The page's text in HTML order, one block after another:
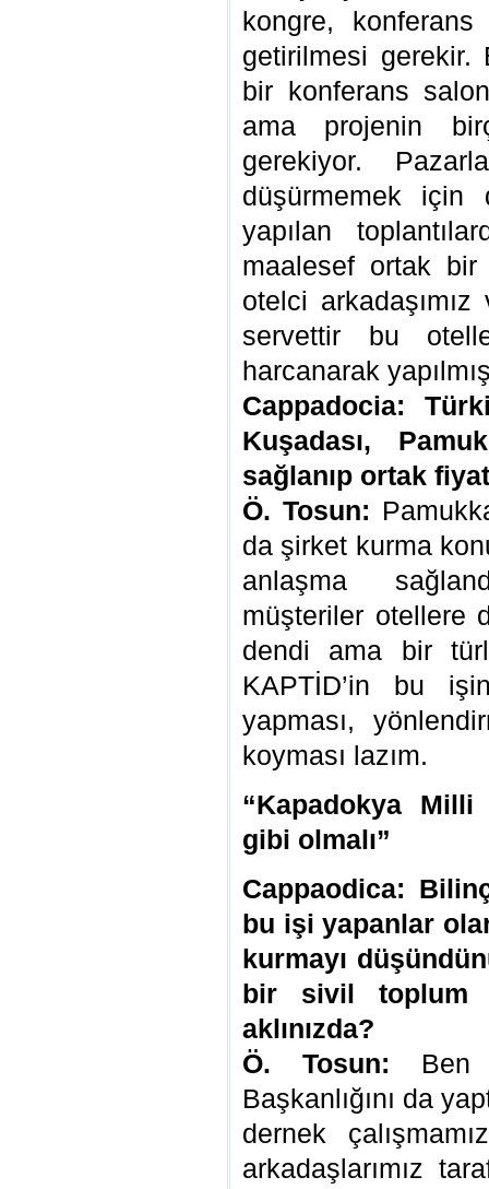
kongre,
getirilmesi gerekir.
bir konferans
ama projenin
gerekiyor.
düşürmemek için
yapılan
maalesef ortak bir
otelci
servettir bu
harcanarak
Cappadocia:
Kuşadası,
sağlanıp ortak
Ö. Tosun:
da şirket kurma
anlaşma
müşteriler otellere
dendi ama bir
KAPTİD’in bu
yapması,
koyması lazım.
“Kapadokya
gibi olmalı”
Cappaodica:
bu işi yapanlar
kurmayı
bir sivil toplum
aklınızda?
Ö. Tosun: Ben
Başkanlığını da
dernek
arkadaşlarımız